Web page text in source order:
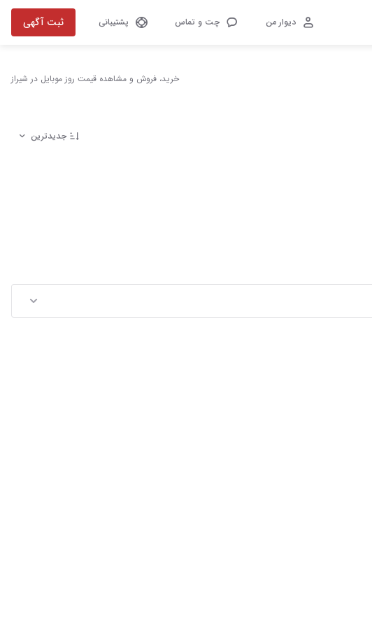
دیوار من چت و تماس پشتیبانی ثبت آگهی
خرید، فروش و مشاهده قیمت روز موبایل در شیراز
جدیدترین